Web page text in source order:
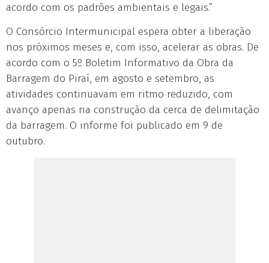
acordo com os padrões ambientais e legais.”
O Consórcio Intermunicipal espera obter a liberação
nos próximos meses e, com isso, acelerar as obras. De
acordo com o 5º Boletim Informativo da Obra da
Barragem do Piraí, em agosto e setembro, as
atividades continuavam em ritmo reduzido, com
avanço apenas na construção da cerca de delimitação
da barragem. O informe foi publicado em 9 de
outubro.